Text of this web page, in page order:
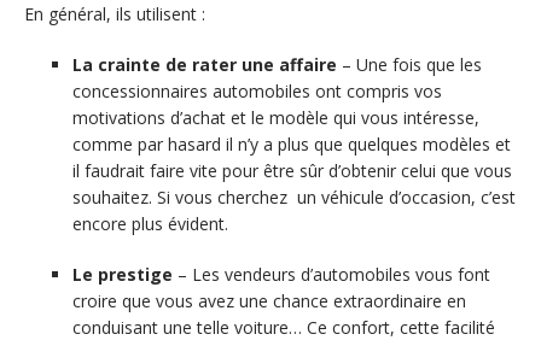
En général, ils utilisent :
La crainte de rater une affaire – Une fois que les
concessionnaires automobiles ont compris vos
motivations d’achat et le modèle qui vous intéresse,
comme par hasard il n’y a plus que quelques modèles et
il faudrait faire vite pour être sûr d’obtenir celui que vous
souhaitez. Si vous cherchez un véhicule d’occasion, c’est
encore plus évident.
Le prestige – Les vendeurs d’automobiles vous font
croire que vous avez une chance extraordinaire en
conduisant une telle voiture… Ce confort, cette facilité